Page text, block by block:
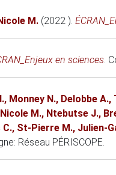
M. (2022 ).
en sciences.
, Monney N., Delobbe A.,
Nicole M., Ntebutse J.,
C., St-Pierre M., Julien-
: Réseau PÉRISCOPE.